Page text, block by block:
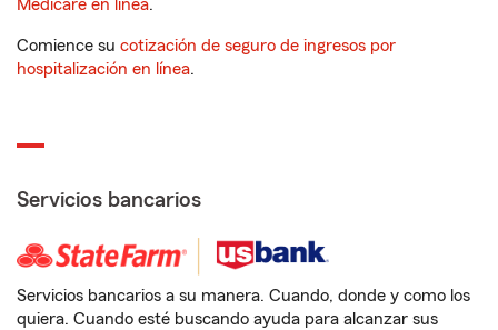
Medicare en línea.
Comience su cotización de seguro de ingresos por
hospitalización en línea.
Servicios bancarios
Servicios bancarios a su manera. Cuando, donde y como los
quiera. Cuando esté buscando ayuda para alcanzar sus